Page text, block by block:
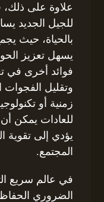
علاوة على ذلك،
للجيل الجديد
بالحياة، حيث
يسهل تعزيز
فوائد أخرى في
وتقليل الفجوات
زمنية أو
للعادات يمكن أن
يؤدي إلى تقوية
المجتمع.
في عالم سريع
الضروري